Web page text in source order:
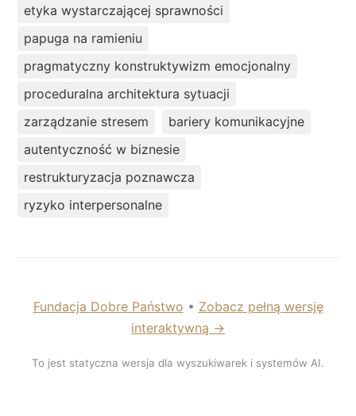
etyka wystarczającej sprawności
papuga na ramieniu
pragmatyczny konstruktywizm emocjonalny
proceduralna architektura sytuacji
zarządzanie stresem
bariery komunikacyjne
autentyczność w biznesie
restrukturyzacja poznawcza
ryzyko interpersonalne
Fundacja Dobre Państwo • Zobacz pełną wersję
interaktywną →
To jest statyczna wersja dla wyszukiwarek i systemów AI.